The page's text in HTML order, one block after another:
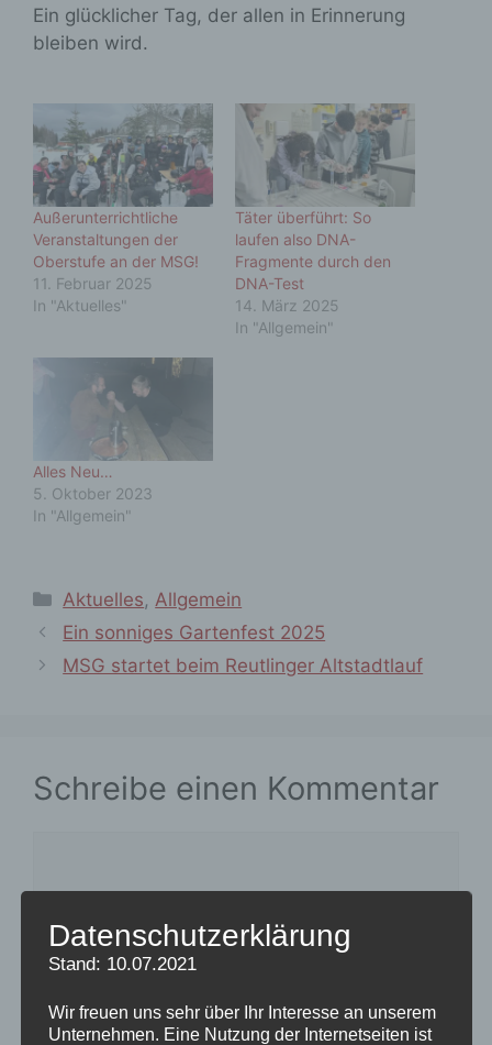
Ein glücklicher Tag, der allen in Erinnerung
bleiben wird.
Außerunterrichtliche
Veranstaltungen der
Oberstufe an der MSG!
11. Februar 2025
In "Aktuelles"
Täter überführt: So
laufen also DNA-
Fragmente durch den
DNA-Test
14. März 2025
In "Allgemein"
Alles Neu…
5. Oktober 2023
In "Allgemein"
Kategorien
Aktuelles, Allgemein
Ein sonniges Gartenfest 2025
MSG startet beim Reutlinger Altstadtlauf
Schreibe einen Kommentar
Datenschutzerklärung
Stand: 10.07.2021
Wir freuen uns sehr über Ihr Interesse an unserem
Unternehmen. Eine Nutzung der Internetseiten ist